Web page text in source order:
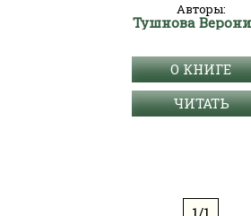
Авторы:
Тушнова
О КНИГЕ
ЧИТАТЬ